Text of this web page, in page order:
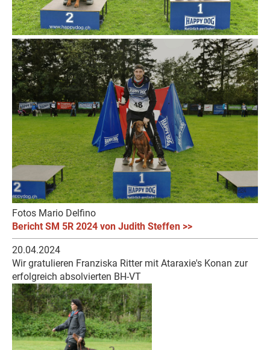
Fotos Mario Delfino
Bericht SM 5R 2024 von Judith Steffen >>
20.04.2024
Wir gratulieren Franziska Ritter mit Ataraxie's Konan zur
erfolgreich absolvierten BH-VT